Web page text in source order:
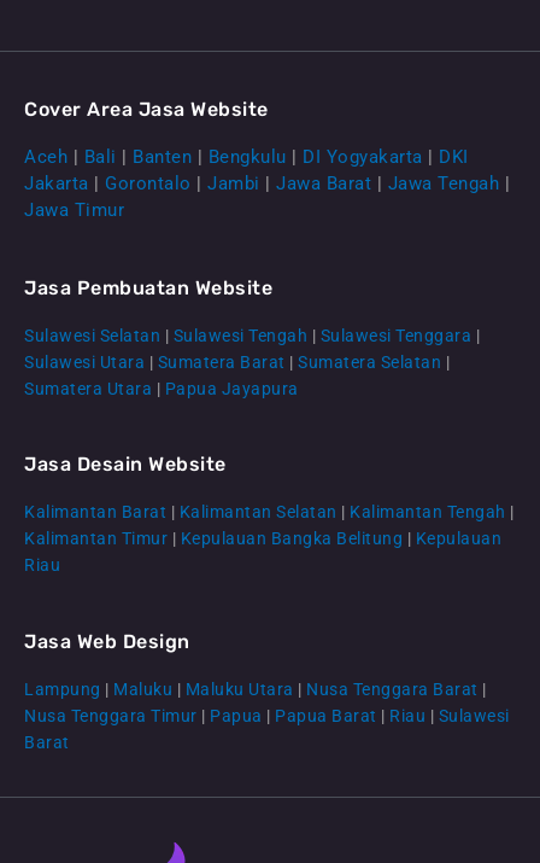
CS Lenteraweb
Cover Area Jasa Website
Aceh | Bali | Banten | Bengkulu | DI Yogyakarta | DKI
Jakarta | Gorontalo | Jambi | Jawa Barat | Jawa Tengah |
Jawa Timur
Jasa Pembuatan Website
Sulawesi Selatan | Sulawesi Tengah | Sulawesi Tenggara |
Sulawesi Utara | Sumatera Barat | Sumatera Selatan |
Sumatera Utara | Papua Jayapura
Jasa Desain Website
Kalimantan Barat | Kalimantan Selatan | Kalimantan Tengah |
Kalimantan Timur | Kepulauan Bangka Belitung | Kepulauan
Riau
Jasa Web Design
Lampung | Maluku | Maluku Utara | Nusa Tenggara Barat |
Nusa Tenggara Timur | Papua | Papua Barat | Riau | Sulawesi
Barat